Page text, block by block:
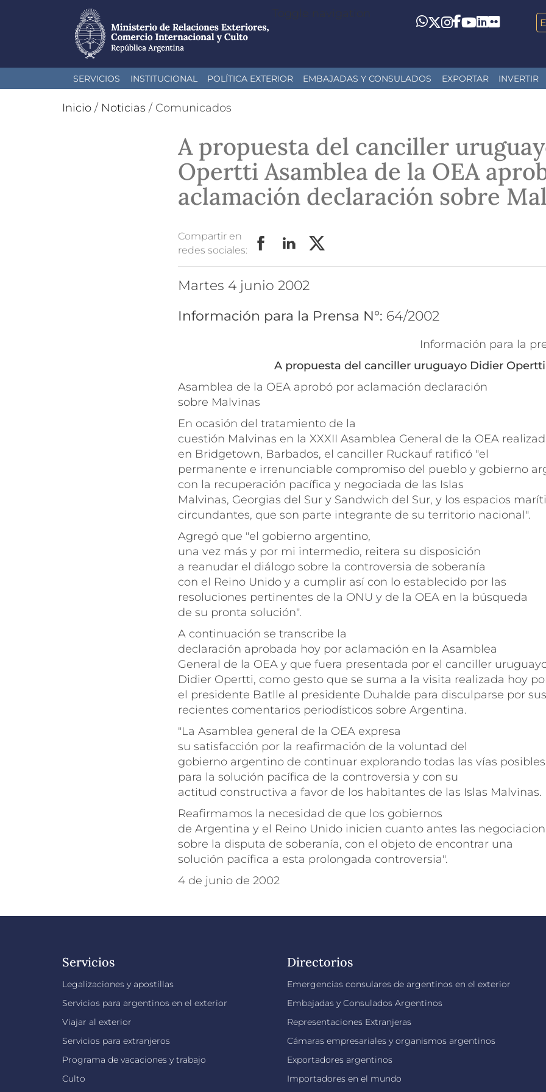
al
Toggle navigation
Whatsapp
Twitter
Instagram
Facebook
YouTube
LinkedIn
Flickr
SERVICIOS INSTITUCIONAL POLÍTICA EXTERIOR EMBAJADAS Y CONSULADOS EXPORTAR INVERTIR
Inicio / Noticias / Comunicados
A propuesta del canciller
Opertti Asamblea de la OEA
aclamación declaración sobre
Compartir en
redes sociales:
martes 4 junio 2002
Información para la Prensa N°: 64/2002
Información para la
A propuesta del canciller uruguayo Didier Opertti
Asamblea de la OEA aprobó por aclamación declaración
sobre Malvinas
En ocasión del tratamiento de la
cuestión Malvinas en la XXXII Asamblea General de la OEA
en Bridgetown, Barbados, el canciller Ruckauf ratificó "el
permanente e irrenunciable compromiso del pueblo y gobierno
con la recuperación pacífica y negociada de las Islas
Malvinas, Georgias del Sur y Sandwich del Sur, y los espacios
circundantes, que son parte integrante de su territorio nacional".
Agregó que "el gobierno argentino,
una vez más y por mi intermedio, reitera su disposición
a reanudar el diálogo sobre la controversia de soberanía
con el Reino Unido y a cumplir así con lo establecido por las
resoluciones pertinentes de la ONU y de la OEA en la búsqueda
de su pronta solución".
A continuación se transcribe la
declaración aprobada hoy por aclamación en la Asamblea
General de la OEA y que fuera presentada por el canciller
Didier Opertti, como gesto que se suma a la visita realizada hoy
el presidente Batlle al presidente Duhalde para disculparse por sus
recientes comentarios periodísticos sobre Argentina.
"La Asamblea general de la OEA expresa
su satisfacción por la reafirmación de la voluntad del
gobierno argentino de continuar explorando todas las vías posibles
para la solución pacífica de la controversia y con su
actitud constructiva a favor de los habitantes de las Islas Malvinas.
Reafirmamos la necesidad de que los gobiernos
de Argentina y el Reino Unido inicien cuanto antes las
sobre la disputa de soberanía, con el objeto de encontrar una
solución pacífica a esta prolongada controversia".
4 de junio de 2002
Servicios
Legalizaciones y apostillas
Servicios para argentinos en el exterior
Viajar al exterior
Servicios para extranjeros
Programa de vacaciones y trabajo
Culto
Directorios
Emergencias consulares de argentinos en el exterior
Embajadas y Consulados Argentinos
Representaciones Extranjeras
Cámaras empresariales y organismos argentinos
Exportadores argentinos
Importadores en el mundo